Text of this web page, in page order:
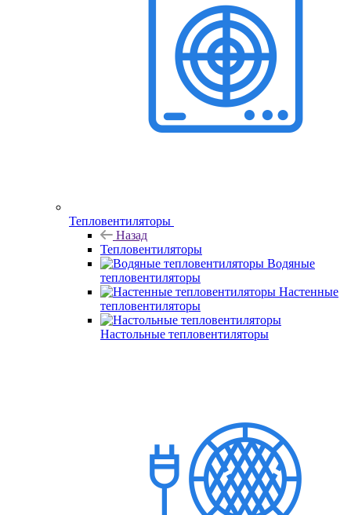
Тепловентиляторы
Назад
Тепловентиляторы
Водяные
тепловентиляторы
Настенные
тепловентиляторы
Настольные тепловентиляторы